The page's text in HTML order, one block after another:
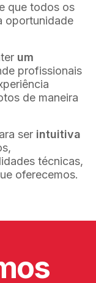
que todos os
oportunidade
um
profissionais
de maneira
ser intuitiva
técnicas,
oferecemos.